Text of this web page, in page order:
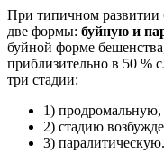
При типичном развитии
две формы: буйную и
буйной форме
приблизительно в 50 %
три стадии:
1)
2) стадию
3) паралитическую.